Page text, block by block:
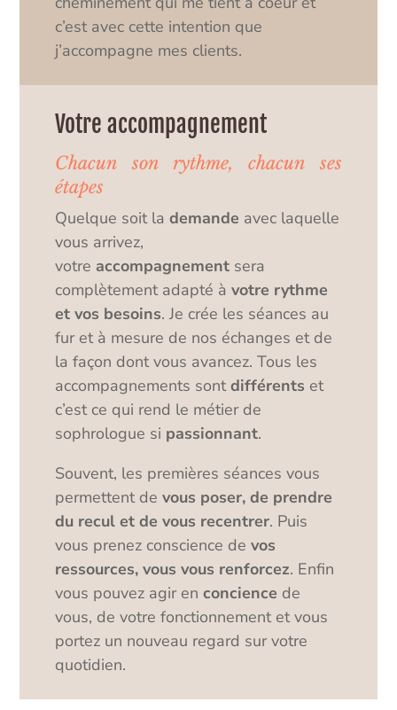
c’est avec cette intention que
j’accompagne mes clients.
Votre accompagnement
Chacun son rythme, chacun ses
étapes
Quelque soit la demande avec laquelle
vous arrivez,
votre accompagnement sera
complètement adapté à votre rythme
et vos besoins. Je crée les séances au
fur et à mesure de nos échanges et de
la façon dont vous avancez. Tous les
accompagnements sont différents et
c’est ce qui rend le métier de
sophrologue si passionnant.
Souvent, les premières séances vous
permettent de vous poser, de prendre
du recul et de vous recentrer. Puis
vous prenez conscience de vos
ressources, vous vous renforcez. Enfin
vous pouvez agir en concience de
vous, de votre fonctionnement et vous
portez un nouveau regard sur votre
quotidien.